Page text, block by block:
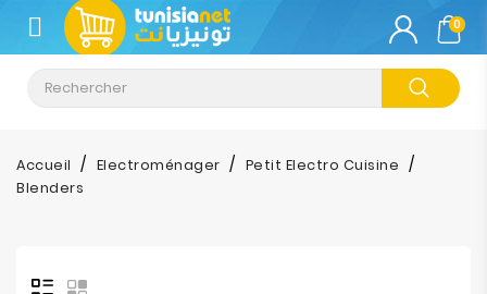
CATÉGORIE
Climatisation
Informatique
0
Accueil Electroménager
Petit Electro Cuisine
Blenders